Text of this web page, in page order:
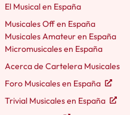
El Musical en España
Musicales Off en España
Musicales Amateur en España
Micromusicales en España
Acerca de Cartelera Musicales
Foro Musicales en España
Trivial Musicales en España